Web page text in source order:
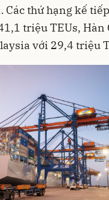
thứ hạng kế
triệu TEUs, Hàn
với 29,4 triệu